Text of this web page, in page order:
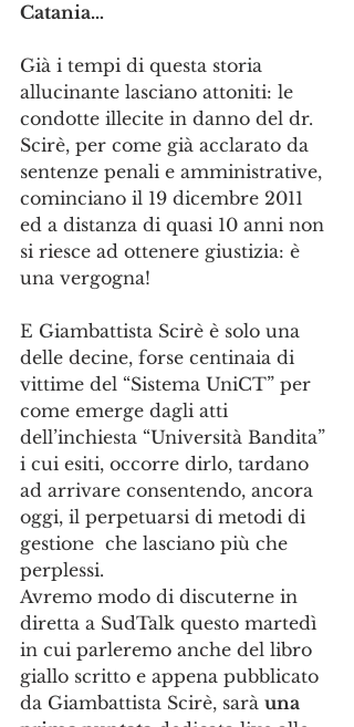
Catania…
Già i tempi di questa storia
allucinante lasciano attoniti: le
condotte illecite in danno del dr.
Scirè, per come già acclarato da
sentenze penali e amministrative,
cominciano il 19 dicembre 2011
ed a distanza di quasi 10 anni non
si riesce ad ottenere giustizia: è
una vergogna!
E Giambattista Scirè è solo una
delle decine, forse centinaia di
vittime del “Sistema UniCT” per
come emerge dagli atti
dell’inchiesta “Università Bandita”
i cui esiti, occorre dirlo, tardano
ad arrivare consentendo, ancora
oggi, il perpetuarsi di metodi di
gestione  che lasciano più che
perplessi.
Avremo modo di discuterne in
diretta a SudTalk questo martedì
in cui parleremo anche del libro
giallo scritto e appena pubblicato
da Giambattista Scirè, sarà una